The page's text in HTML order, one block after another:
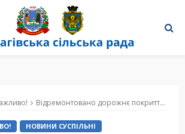
Відремонтовано дорожнє покриття біля Ліцею №1 с. Петропавлівська Борщагівка.
НОВИНИ СУСПІЛЬНІ